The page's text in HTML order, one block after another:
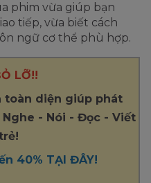
phim vừa giúp bạn
tiếp, vừa biết cách
ngữ cơ thể phù hợp.
LỠ!!
toàn diện giúp phát
- Nói - Đọc - Viết
40% TẠI ĐÂY!